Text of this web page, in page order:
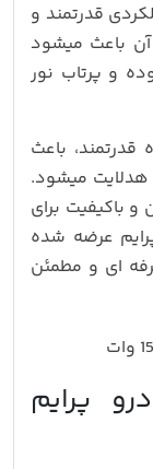
عملکردی قدرتمند و
آن باعث میشود
تر بوده و پرتاب نور
باعث
میشود.
و باکیفیت برای
عرضه شده
ای و مطمئن
پرایم